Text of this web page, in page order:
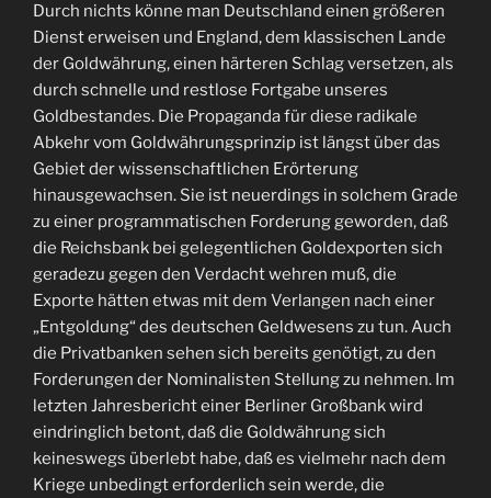
Durch nichts könne man Deutschland einen größeren
Dienst erweisen und England, dem klassischen Lande
der Goldwährung, einen härteren Schlag versetzen, als
durch schnelle und restlose Fortgabe unseres
Goldbestandes. Die Propaganda für diese radikale
Abkehr vom Goldwährungsprinzip ist längst über das
Gebiet der wissenschaftlichen Erörterung
hinausgewachsen. Sie ist neuerdings in solchem Grade
zu einer programmatischen Forderung geworden, daß
die Reichsbank bei gelegentlichen Goldexporten sich
geradezu gegen den Verdacht wehren muß, die
Exporte hätten etwas mit dem Verlangen nach einer
„Entgoldung“ des deutschen Geldwesens zu tun. Auch
die Privatbanken sehen sich bereits genötigt, zu den
Forderungen der Nominalisten Stellung zu nehmen. Im
letzten Jahresbericht einer Berliner Großbank wird
eindringlich betont, daß die Goldwährung sich
keineswegs überlebt habe, daß es vielmehr nach dem
Kriege unbedingt erforderlich sein werde, die